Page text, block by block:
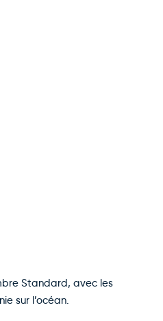
Standard, avec les
sur l’océan.